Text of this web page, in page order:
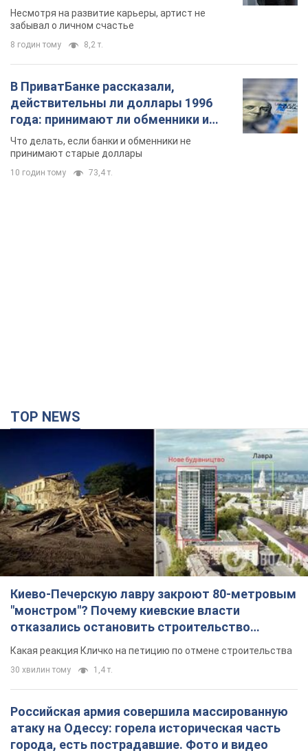
Несмотря на развитие карьеры, артист не
забывал о личном счастье
8 годин тому 8,2 т.
В ПриватБанке рассказали,
действительны ли доллары 1996
года: принимают ли обменники и
банки такие купюры
Что делать, если банки и обменники не
принимают старые доллары
10 годин тому 73,4 т.
TOP NEWS
Киево-Печерскую лавру закроют 80-метровым
"монстром"? Почему киевские власти
отказались остановить строительство
небоскреба "московского верующего"
Какая реакция Кличко на петицию по отмене строительства
30 хвилин тому 1,4 т.
Российская армия совершила массированную
атаку на Одессу: горела историческая часть
города, есть пострадавшие. Фото и видео